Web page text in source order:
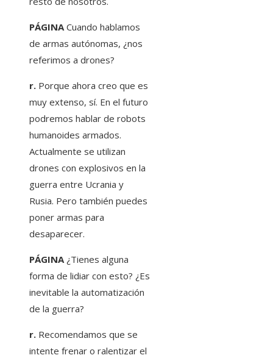
PÁGINACuando hablamos
de armas autónomas, ¿nos
referimos a drones?
r. Porque ahora creo que es
muy extenso, sí. En el futuro
podremos hablar de robots
humanoides armados.
Actualmente se utilizan
drones con explosivos en la
guerra entre Ucrania y
Rusia. Pero también puedes
poner armas para
desaparecer.
PÁGINA¿Tienes alguna
forma de lidiar con esto? ¿Es
inevitable la automatización
de la guerra?
r. Recomendamos que se
intente frenar o ralentizar el